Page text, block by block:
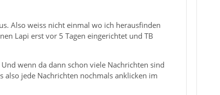
Also weiss nicht einmal wo ich herausfinden
Lapi erst vor 5 Tagen eingerichtet und TB
wenn da dann schon viele Nachrichten sind
also jede Nachrichten nochmals anklicken im